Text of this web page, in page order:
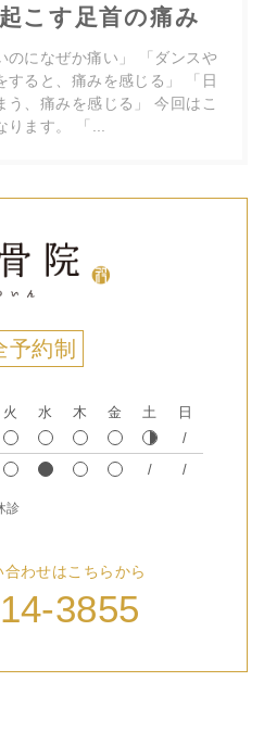
こす足首の痛み
のになぜか痛い」 「ダンスや
すると、痛みを感じる」 「日
、痛みを感じる」 今回はこ
ます。 「...
火 水 木 金 土
日
診
合わせはこちらから
3855
予約制